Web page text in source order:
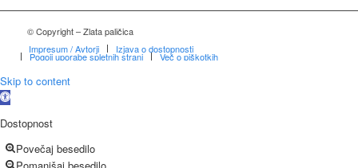
© Copyright – Zlata paličica
Impresum / Avtorji
Izjava o dostopnosti
Pogoji uporabe spletnih strani Več o piškotkih
Skip to content
Open
Dostopnost
Povečaj besedilo